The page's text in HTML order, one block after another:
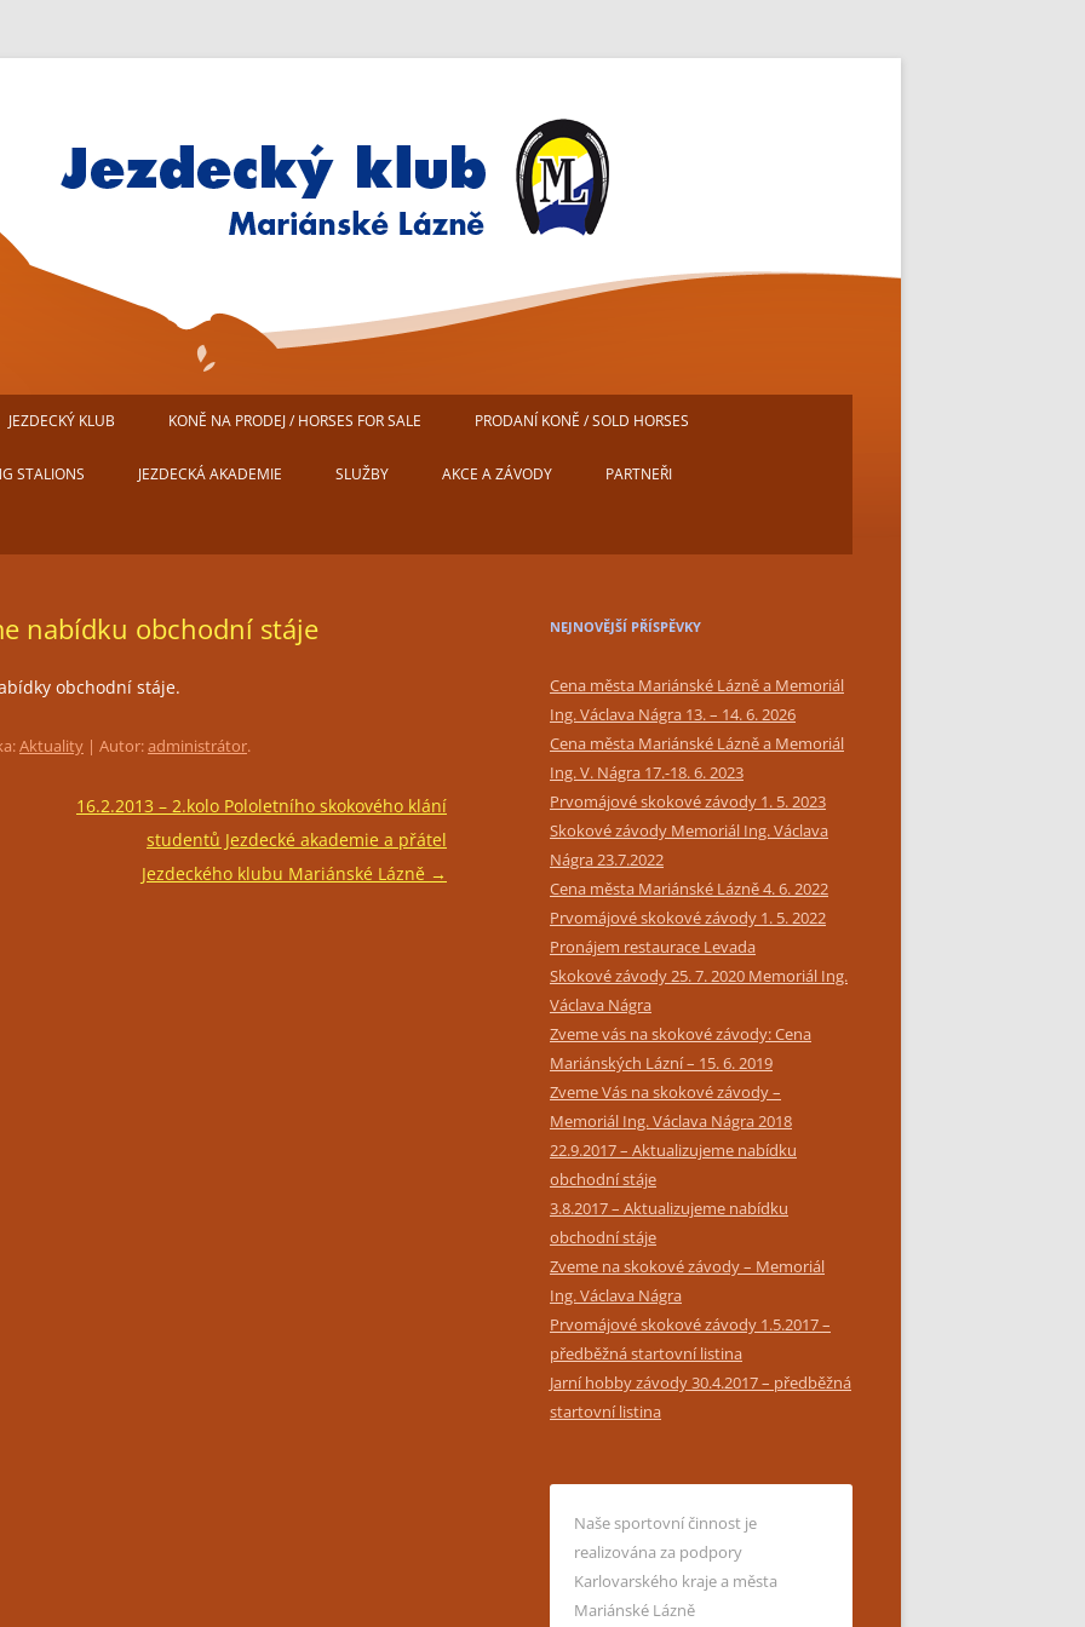
Jezdecký klub Mariánské Lázně
JEZDECKÝ KLUB
AREÁL JEZDECKÉHO KLUBU
ČLENSTVÍ
KONĚ NA PRODEJ / HORSES FOR SALE PRODANÍ KONĚ / SOLD HORSES
STALIONS JEZDECKÁ AKADEMIE SLUŽBY
POŘÁDÁNÍ KULTURNÍCH AKCÍ
RESTAURACE LEVADA
AKCE A ZÁVODY PARTNEŘI
nabídku obchodní stáje
obchodní stáje.
Aktuality | Autor:administrátor.
16.2.2013 – 2.kolo Pololetního skokového klání
studentů Jezdecké akademie a přátel
Jezdeckého klubu Mariánské Lázně →
NEJNOVĚJŠÍ PŘÍSPĚVKY
Cena města Mariánské Lázně a Memoriál
Ing. Václava Nágra 13. – 14. 6. 2026
Cena města Mariánské Lázně a Memoriál
Ing. V. Nágra 17.-18. 6. 2023
Prvomájové skokové závody 1. 5. 2023
Skokové závody Memoriál Ing. Václava
Nágra 23.7.2022
Cena města Mariánské Lázně 4. 6. 2022
Prvomájové skokové závody 1. 5. 2022
Pronájem restaurace Levada
Skokové závody 25. 7. 2020 Memoriál Ing.
Václava Nágra
Zveme vás na skokové závody: Cena
Mariánských Lázní – 15. 6. 2019
Zveme Vás na skokové závody –
Memoriál Ing. Václava Nágra 2018
22.9.2017 – Aktualizujeme nabídku
obchodní stáje
3.8.2017 – Aktualizujeme nabídku
obchodní stáje
Zveme na skokové závody – Memoriál
Ing. Václava Nágra
Prvomájové skokové závody 1.5.2017 –
předběžná startovní listina
Jarní hobby závody 30.4.2017 – předběžná
startovní listina
Naše sportovní činnost je
realizována za podpory
Karlovarského kraje a města
Mariánské Lázně